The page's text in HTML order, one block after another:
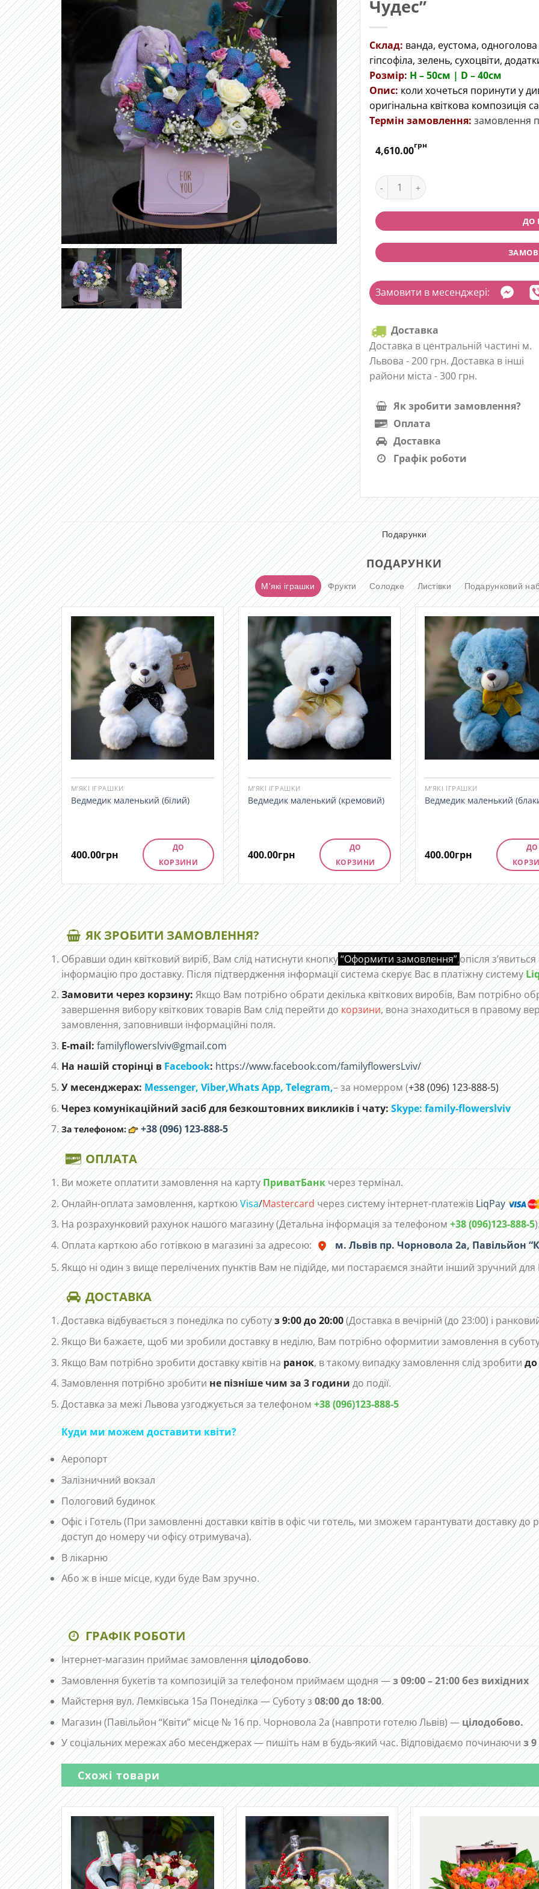
Чудес”
Склад: ванда, еустома,
гіпсофіла, зелень, сухоцвіти,
Розмір: H – 50cм | D – 40см
Опис: коли хочеться поринути у
оригінальна квіткова композиція
Термін замовлення: замовлення
4,610.00грн
Квіткова композиція "Аліса в країні
ДО
Замовити в месенджері:
Доставка
Доставка в центральній частині м.
Львова - 200 грн. Доставка в інші
райони міста - 300 грн.
Як зробити замовлення?
Оплата
Доставка
Графік роботи
Подарунки
ПОДАРУНКИ
М'які іграшки Фрукти Солодке Листівки Подарунковий
М’ЯКІ ІГРАШКИ
Ведмедик маленький (білий)
400.00грн
ДО
КОРЗИНИ
М’ЯКІ ІГРАШКИ
Ведмедик маленький (кремовий)
400.00грн
ДО
КОРЗИНИ
М’ЯКІ ІГРАШКИ
Ведмедик маленький
400.00грн
ДО
ЯК ЗРОБИТИ ЗАМОВЛЕННЯ?
Обравши один квітковий виріб, Вам слід натиснути кнопку“Оформити замовлення”,опісля
інформацію про доставку. Після підтвердження інформації система скерує Вас в платіжну систему
Замовити через корзину:Якщо Вам потрібно обрати декілька квіткових виробів, Вам потрібно
завершення вибору квіткових товарів Вам слід перейти докорзини, вона знаходиться в правому
замовлення, заповнивши інформаційні поля.
E-mail:familyflowerslviv@gmail.com
На нашій сторінці вFacebook:https://www.facebook.com/familyflowersLviv/
У месенджерах:Messenger,Viber,Whats App,Telegram,– за номерром (+38 (096) 123-888-5)
Через комунікаційний засіб для безкоштовних викликів і чату:Skype: family-flowerslviv
За телефоном: +38 (096) 123-888-5
ОПЛАТА
Ви можете оплатити замовлення на картуПриватБанкчерез термінал.
Онлайн-оплата замовлення, карткоюVisa/Mastercardчерез систему інтернет-платежівLiqPay
На розрахунковий рахунок нашого магазину (Детальна інформація за телефоном+38 (096)123-888-5
Оплата карткою або готівкою в магазині за адресою:
м. Львів пр. Чорновола 2а, Павільйон
Якщо ні один з вище перелічених пунктів Вам не підійде, ми постараємся знайти інший зручний для
ДОСТАВКА
Доставка відбувається з понеділка по суботуз 9:00 до 20:00(Доставка в вечірній (до 23:00) і
Якщо Ви бажаєте, щоб ми зробили доставку в неділю, Вам потрібно оформитии замовлення в
Якщо Вам потрібно зробити доставку квітів наранок, в такому випадку замовлення слід зробитидо
Замовлення потрібно зробитине пізніше чим за 3 годинидо події.
Доставка за межі Львова узгоджується за телефоном+38 (096)123-888-5
Куди ми можем доставити квіти?
Аеропорт
Залізничний вокзал
Пологовий будинок
Офіс і Готель (При замовленні доставки квітів в офіс чи готель, ми зможем гарантувати доставку до
доступ до номеру чи офісу отримувача).
В лікарню
Або ж в інше місце, куди буде Вам зручно.
ГРАФІК РОБОТИ
Інтернет-магазин приймає замовленняцілодобово.
Замовлення букетів та композицій за телефоном приймаєм щодня —з 09:00 – 21:00 без вихідних
Майстерня вул. Лемківська 15а Понеділка — Суботу з08:00 до 18:00.
Магазин (Павільйон “Квіти” місце № 16 пр. Чорновола 2а (навпроти готелю Львів) —цілодобово.
У соціальних мережах або месенджерах — пишіть нам в будь-який час. Відповідаємо починаючиз
Схожі товари